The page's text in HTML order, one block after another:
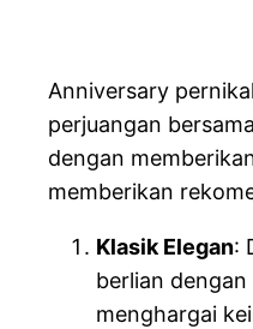
Anniversary
perjuangan
dengan
memberikan
Klasik Elegan:
berlian
menghargai